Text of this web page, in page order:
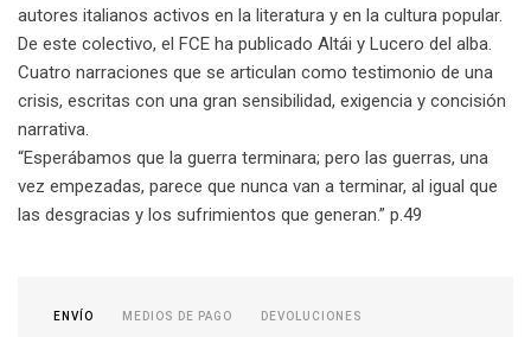
autores italianos activos en la literatura y en la cultura popular.
De este colectivo, el FCE ha publicado Altái y Lucero del alba.
Cuatro narraciones que se articulan como testimonio de una
crisis, escritas con una gran sensibilidad, exigencia y concisión
narrativa.
“Esperábamos que la guerra terminara; pero las guerras, una
vez empezadas, parece que nunca van a terminar, al igual que
las desgracias y los sufrimientos que generan.” p.49
ENVÍO MEDIOS DE PAGO DEVOLUCIONES